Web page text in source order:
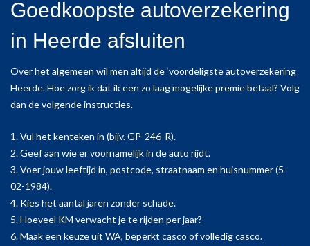
Goedkoopste autoverzekering
in Heerde afsluiten
Over het algemeen wil men altijd de ‘voordeligste autoverzekering
Heerde. Hoe zorg ik dat ik een zo laag mogelijke premie betaal? Volg
dan de volgende instructies.
1. Vul het kenteken in (bijv. GP-246-R).
2. Geef aan wie er voornamelijk in de auto rijdt.
3. Voer jouw leeftijd in, postcode, straatnaam en huisnummer (5-
02-1984).
4. Kies het aantal jaren zonder schade.
5. Hoeveel KM verwacht je te rijden per jaar?
6. Maak een keuze uit WA, beperkt casco of volledig casco.